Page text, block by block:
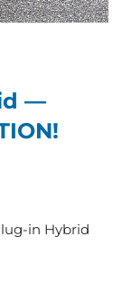
—
in Hybrid